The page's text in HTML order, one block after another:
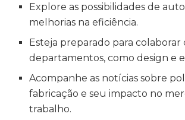
Explore as possibilidades de
melhorias na eficiência.
Esteja preparado para
departamentos, como design e
Acompanhe as notícias sobre
fabricação e seu impacto no
trabalho.